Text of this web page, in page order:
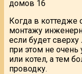
Когда в коттедже
монтажу
если будет
при этом не очень
или котел, а тем
проводку.